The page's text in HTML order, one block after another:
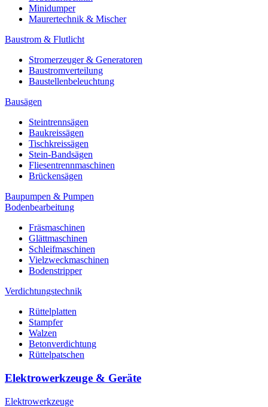
Minidumper
Maurertechnik & Mischer
Baustrom & Flutlicht
Stromerzeuger & Generatoren
Baustromverteilung
Baustellenbeleuchtung
Bausägen
Steintrennsägen
Baukreissägen
Tischkreissägen
Stein-Bandsägen
Fliesentrennmaschinen
Brückensägen
Baupumpen & Pumpen
Bodenbearbeitung
Fräsmaschinen
Glättmaschinen
Schleifmaschinen
Vielzweckmaschinen
Bodenstripper
Verdichtungstechnik
Rüttelplatten
Stampfer
Walzen
Betonverdichtung
Rüttelpatschen
Elektrowerkzeuge & Geräte
Elektrowerkzeuge